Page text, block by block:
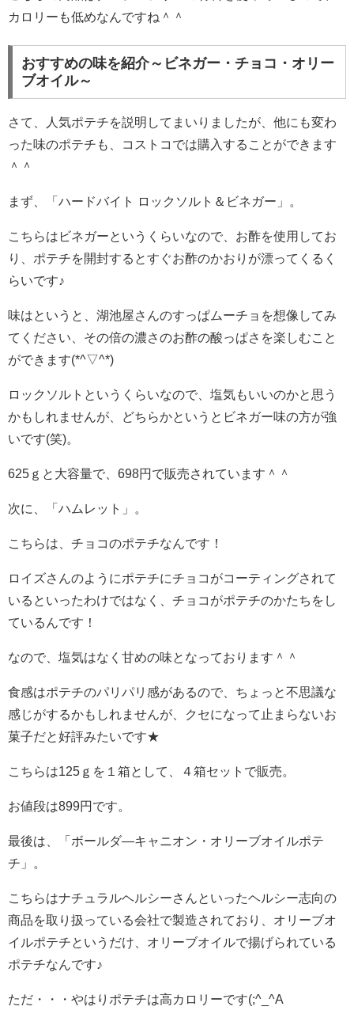
カロリーも低めなんですね＾＾
おすすめの味を紹介～ビネガー・チョコ・オリー
ブオイル～
さて、人気ポテチを説明してまいりましたが、他にも変わ
った味のポテチも、コストコでは購入することができます
＾＾
まず、「ハードバイト ロックソルト＆ビネガー」。
こちらはビネガーというくらいなので、お酢を使用してお
り、ポテチを開封するとすぐお酢のかおりが漂ってくるく
らいです♪
味はというと、湖池屋さんのすっぱムーチョを想像してみ
てください、その倍の濃さのお酢の酸っぱさを楽しむこと
ができます(*^▽^*)
ロックソルトというくらいなので、塩気もいいのかと思う
かもしれませんが、どちらかというとビネガー味の方が強
いです(笑)。
625ｇと大容量で、698円で販売されています＾＾
次に、「ハムレット」。
こちらは、チョコのポテチなんです！
ロイズさんのようにポテチにチョコがコーティングされて
いるといったわけではなく、チョコがポテチのかたちをし
ているんです！
なので、塩気はなく甘めの味となっております＾＾
食感はポテチのパリパリ感があるので、ちょっと不思議な
感じがするかもしれませんが、クセになって止まらないお
菓子だと好評みたいです★
こちらは125ｇを１箱として、４箱セットで販売。
お値段は899円です。
最後は、「ボールダ―キャニオン・オリーブオイルポテ
チ」。
こちらはナチュラルヘルシーさんといったヘルシー志向の
商品を取り扱っている会社で製造されており、オリーブオ
イルポテチというだけ、オリーブオイルで揚げられている
ポテチなんです♪
ただ・・・やはりポテチは高カロリーです(;^_^A